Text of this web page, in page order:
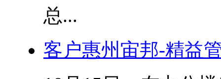
总...
客户惠州宙邦-精益